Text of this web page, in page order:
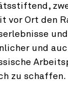
Ort den
und
zu schaffen.